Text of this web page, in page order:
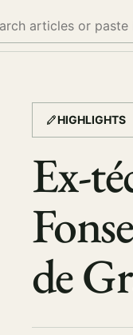
HIGHLIGHTS
Ex-
de